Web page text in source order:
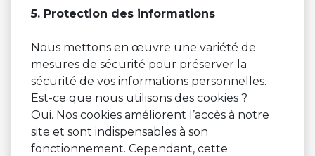
5. Protection des informations
Nous mettons en œuvre une variété de
mesures de sécurité pour préserver la
sécurité de vos informations personnelles.
Est-ce que nous utilisons des cookies ?
Oui. Nos cookies améliorent l’accès à notre
site et sont indispensables à son
fonctionnement. Cependant, cette